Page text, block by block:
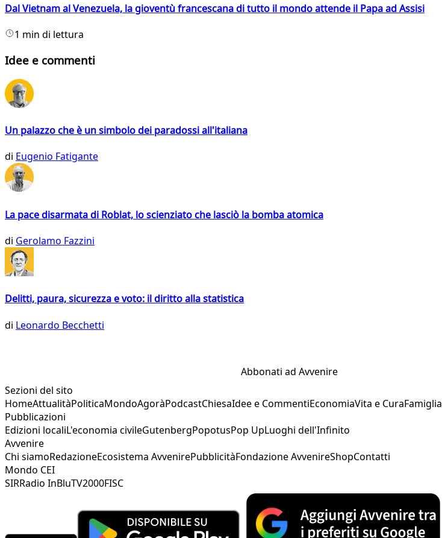
Dal Vietnam al Venezuela, la gioventù francescana di tutto il mondo attende il Papa ad Assisi
1 min di lettura
Idee e commenti
Un palazzo che è un simbolo dei paradossi all'italiana
di Eugenio Fatigante
La pace disarmata di Roblat, lo scienziato che lasciò la bomba atomica
di Gerolamo Fazzini
Delitti, paura, sicurezza e voto: il diritto alla statistica
di Leonardo Becchetti
Abbonati ad Avvenire
Sezioni del sito
HomeAttualitàPoliticaMondoAgoràPodcastChiesaIdee e CommentiEconomiaVita e CuraFamiglia
Pubblicazioni
Edizioni localiL'economia civileGutenbergPopotusPop UpLuoghi dell'Infinito
Avvenire
Chi siamoRedazioneEcosistema AvvenirePubblicitàFondazione AvvenireShopContatti
Mondo CEI
SIRRadio InBluTV2000FISC